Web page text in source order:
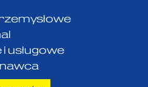
usługowe